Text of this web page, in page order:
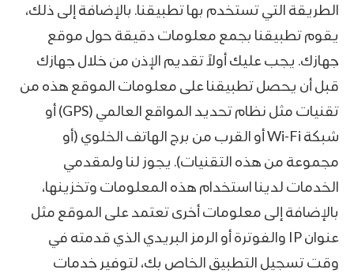
الطريقة التي تستخدم بها تطبيقنا. بالإضافة إلى ذلك،
يقوم تطبيقنا بجمع معلومات دقيقة حول موقع
جهازك. يجب عليك أولاً تقديم الإذن من خلال جهازك
قبل أن يحصل تطبيقنا على معلومات الموقع هذه من
تقنيات مثل نظام تحديد المواقع العالمي (GPS) أو
شبكة Wi-Fi أو القرب من برج الهاتف الخلوي (أو
مجموعة من هذه التقنيات). يجوز لنا ولمقدمي
الخدمات لدينا استخدام هذه المعلومات وتخزينها،
بالإضافة إلى معلومات أخرى تعتمد على الموقع مثل
عنوان IP والفوترة أو الرمز البريدي الذي قدمته في
وقت تسجيل التطبيق الخاص بك، لتوفير خدمات